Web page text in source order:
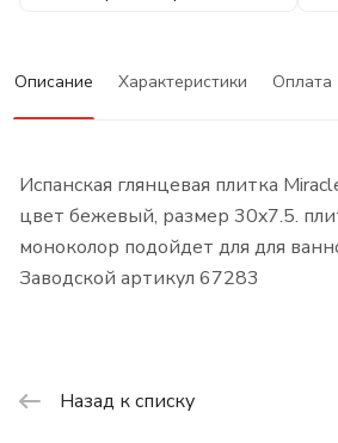
Описание Характеристики Оплата
Испанская глянцевая плитка
цвет бежевый, размер 30x7.5.
моноколор подойдет для для
Заводской артикул 67283
Назад к списку